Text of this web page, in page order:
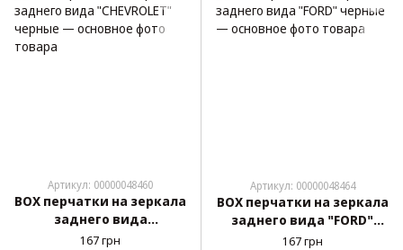
Артикул: 00000048460
BOX перчатки на зеркала
заднего вида
"CHEVROLET" черные
167 грн
Артикул: 00000048464
BOX перчатки на зеркала
заднего вида "FORD"
черные
167 грн